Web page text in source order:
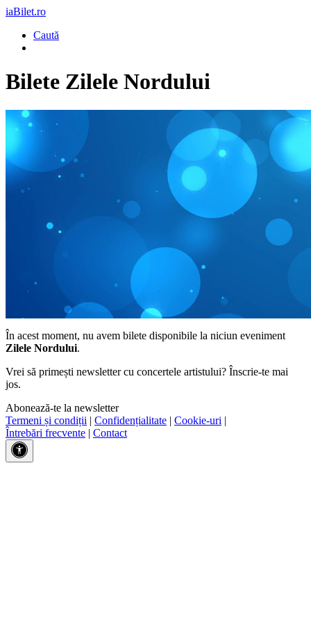
iaBilet.ro
Caută
Bilete Zilele Nordului
În acest moment, nu avem bilete disponibile la niciun eveniment
Zilele Nordului.
Vrei să primești newsletter cu concertele artistului? Înscrie-te mai
jos.
Abonează-te la newsletter
Termeni și condiții | Confidențialitate | Cookie-uri |
Întrebări frecvente | Contact